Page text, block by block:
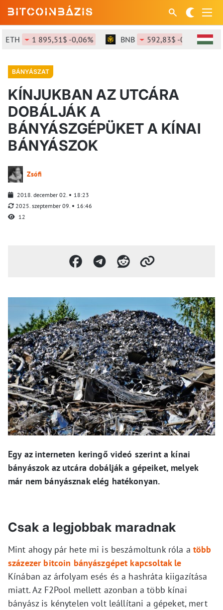
1 895,51$ -0,06% BNB 592,83$ -0,17%
BÁNYÁSZAT
KÍNJUKBAN AZ UTCÁRA
DOBÁLJÁK A
BÁNYÁSZGÉPÜKET A KÍNAI
BÁNYÁSZOK
Zsófi
2018. december 02.
18:23
2025. szeptember 09.
16:46
12
Egy az interneten keringő videó szerint a kínai
bányászok az utcára dobálják a gépeiket, melyek
már nem bányásznak elég hatékonyan.
Csak a legjobbak maradnak
Mint ahogy pár hete mi is beszámoltunk róla a több
százezer bitcoin bányászgépet kapcsoltak le
Kínában az árfolyam esés és a hashráta kiigazítása
miatt. Az F2Pool mellett azonban a több kínai
bányász is kénytelen volt leállítani a gépeket, mert